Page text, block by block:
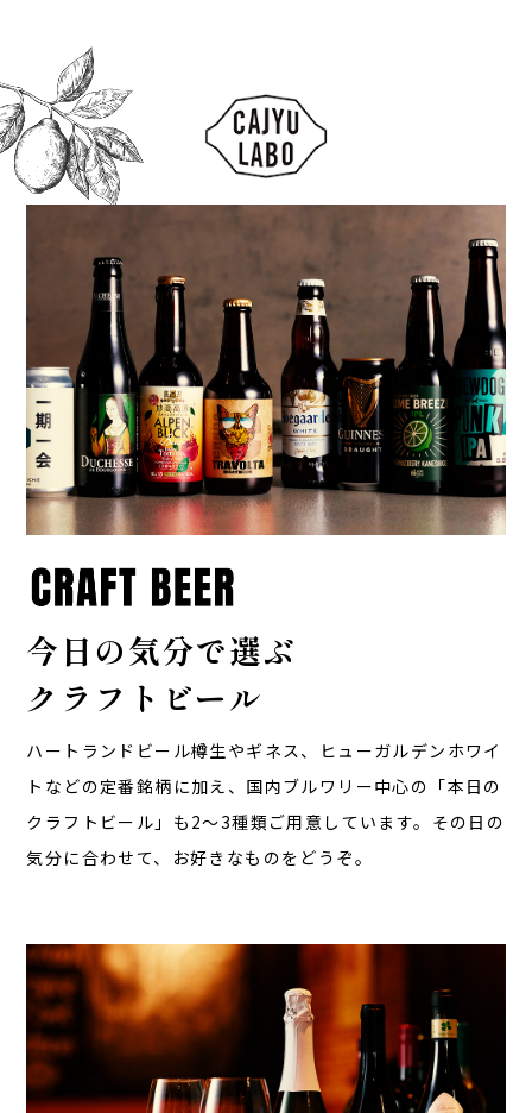
今日の気分で選ぶ
クラフトビール
ハートランドビール樽生やギネス、ヒューガルデンホワイ
トなどの定番銘柄に加え、国内ブルワリー中心の「本日の
クラフトビール」も2〜3種類ご用意しています。その日の
気分に合わせて、お好きなものをどうぞ。